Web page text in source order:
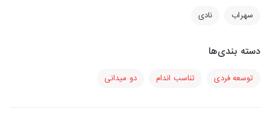
سهراب نادی
دسته بندی‌ها
توسعه فردی تناسب اندام دو میدانی